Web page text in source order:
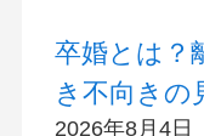
卒婚とは？
き不向きの
2026年8月4日